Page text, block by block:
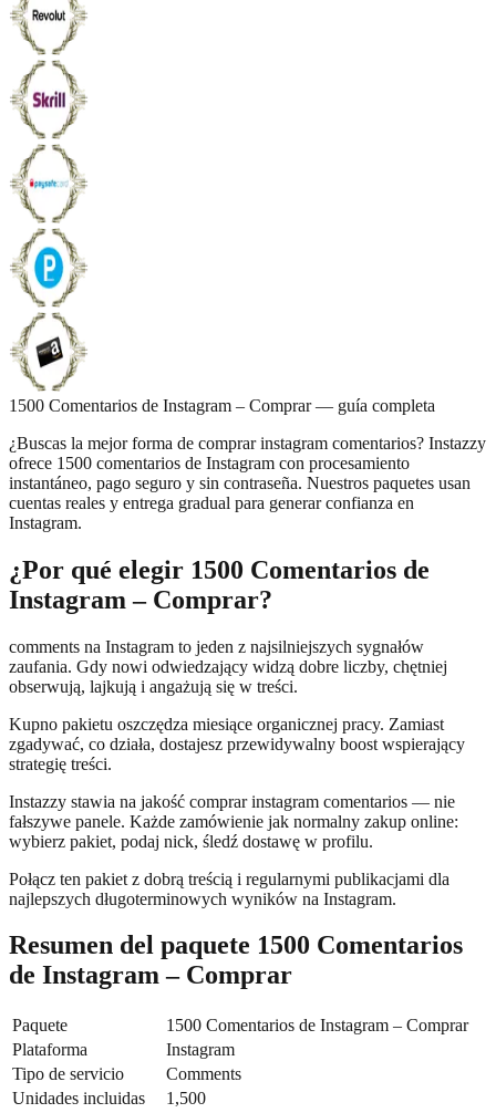
1500 Comentarios de Instagram – Comprar — guía completa
¿Buscas la mejor forma de comprar instagram comentarios? Instazzy
ofrece 1500 comentarios de Instagram con procesamiento
instantáneo, pago seguro y sin contraseña. Nuestros paquetes usan
cuentas reales y entrega gradual para generar confianza en
Instagram.
¿Por qué elegir 1500 Comentarios de
Instagram – Comprar?
comments na Instagram to jeden z najsilniejszych sygnałów
zaufania. Gdy nowi odwiedzający widzą dobre liczby, chętniej
obserwują, lajkują i angażują się w treści.
Kupno pakietu oszczędza miesiące organicznej pracy. Zamiast
zgadywać, co działa, dostajesz przewidywalny boost wspierający
strategię treści.
Instazzy stawia na jakość comprar instagram comentarios — nie
fałszywe panele. Każde zamówienie jak normalny zakup online:
wybierz pakiet, podaj nick, śledź dostawę w profilu.
Połącz ten pakiet z dobrą treścią i regularnymi publikacjami dla
najlepszych długoterminowych wyników na Instagram.
Resumen del paquete 1500 Comentarios
de Instagram – Comprar
Paquete
1500 Comentarios de Instagram – Comprar
Plataforma
Instagram
Tipo de servicio
Comments
Unidades incluidas
1,500